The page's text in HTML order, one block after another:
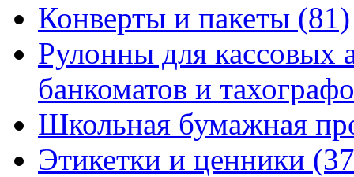
Конверты и пакеты (81)
Рулонны для кассовых
банкоматов и
Школьная бумажная
Этикетки и ценники